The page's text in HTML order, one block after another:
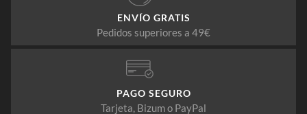
ENVÍO GRATIS
Pedidos superiores a 49€
PAGO SEGURO
Tarjeta, Bizum o PayPal